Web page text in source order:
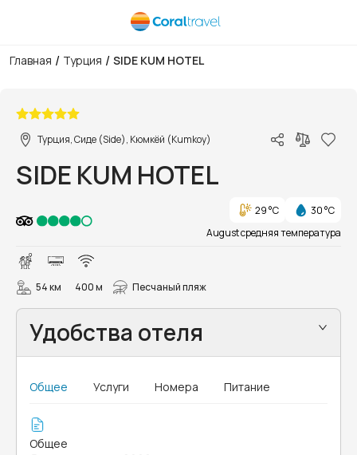
Главная / Турция / SIDE KUM HOTEL
Турция, Сиде (Side), Кюмкёй (Kumkoy)
SIDE KUM HOTEL
29 °C
30 °C
August средняя температура
54 км 400 м Песчаный пляж
Удобства отеля
Общее Услуги Номера Питание
Общее